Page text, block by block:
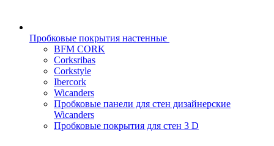
Пробковые покрытия настенные
BFM CORK
Corksribas
Corkstyle
Ibercork
Wicanders
Пробковые панели для стен дизайнерские
Wicanders
Пробковые покрытия для стен 3 D